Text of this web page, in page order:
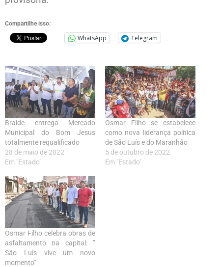
Compartilhe isso:
WhatsApp Telegram
Braide entrega Mercado
Municipal do Bom Jesus
totalmente requalificado
28 de maio de 2022
Em "Estado"
Osmar Filho se estabelece
como nova liderança política
de São Luís e do Maranhão
5 de outubro de 2022
Em "Estado"
Osmar Filho celebra obras de
asfaltamento na capital: ”
São Luís vive um novo
momento”